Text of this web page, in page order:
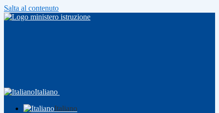
Salta al contenuto
Italiano
Italiano